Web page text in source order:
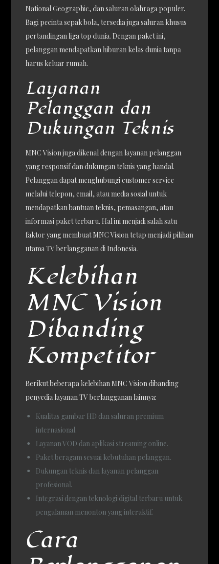
National Geographic, dan saluran olahraga populer.
Bagi pecinta sepak bola, tersedia juga saluran khusus
pertandingan liga top dunia. Dengan paket ini,
pelanggan mendapatkan hiburan kelas dunia tanpa
harus keluar rumah.
Layanan
Pelanggan dan
Dukungan Teknis
MNC Vision juga dikenal dengan layanan pelanggan
yang responsif dan dukungan teknis yang handal.
Pelanggan dapat menghubungi customer service
melalui telepon, email, atau media sosial untuk
mendapatkan bantuan teknis, pemasangan, atau
informasi paket terbaru. Hal ini menjadi salah satu
faktor yang membuat MNC Vision tetap menjadi pilihan
utama TV berlangganan di Indonesia.
Kelebihan
MNC Vision
Dibanding
Kompetitor
Berikut beberapa kelebihan MNC Vision dibanding
penyedia layanan TV berlangganan lainnya:
Kualitas gambar HD dan saluran premium
internasional.
Layanan VOD dan aplikasi streaming online.
Paket beragam sesuai kebutuhan pelanggan.
Dukungan teknis dan layanan pelanggan
profesional.
Integrasi dengan teknologi digital terbaru untuk
pengalaman menonton yang interaktif.
Cara